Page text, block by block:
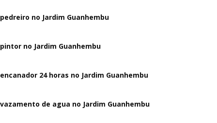
pedreiro no Jardim Guanhembu
pintor no Jardim Guanhembu
encanador 24 horas no Jardim Guanhembu
vazamento de agua no Jardim Guanhembu